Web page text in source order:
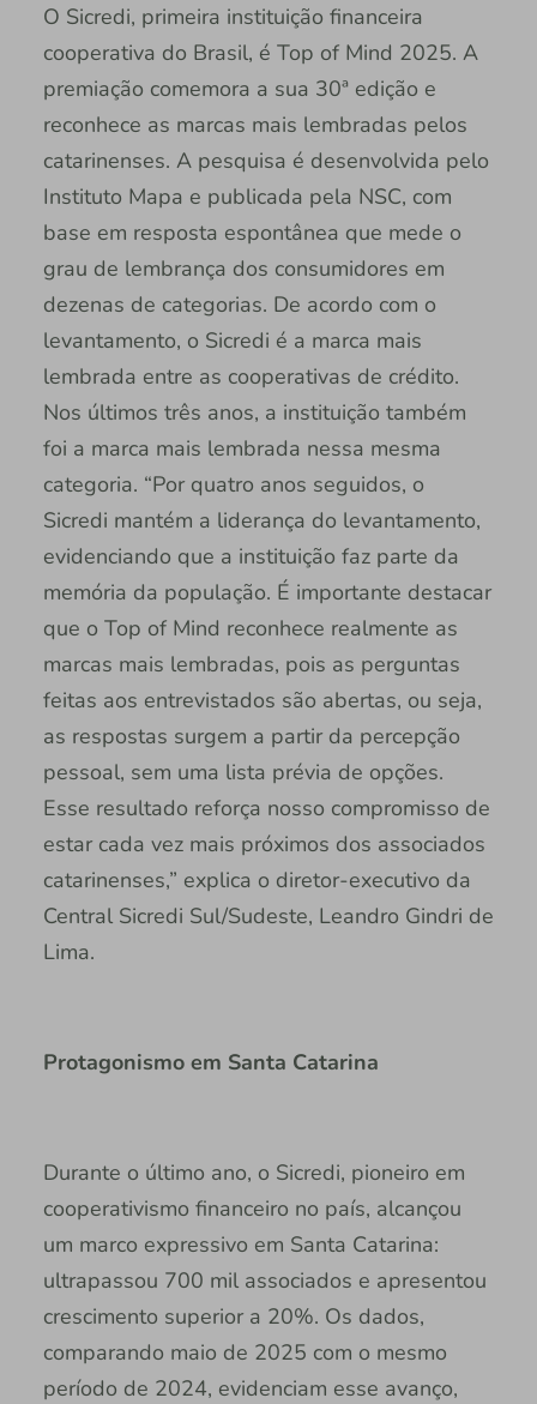
O Sicredi, primeira instituição financeira
cooperativa do Brasil, é Top of Mind 2025. A
premiação comemora a sua 30ª edição e
reconhece as marcas mais lembradas pelos
catarinenses. A pesquisa é desenvolvida pelo
Instituto Mapa e publicada pela NSC, com
base em resposta espontânea que mede o
grau de lembrança dos consumidores em
dezenas de categorias. De acordo com o
levantamento, o Sicredi é a marca mais
lembrada entre as cooperativas de crédito.
Nos últimos três anos, a instituição também
foi a marca mais lembrada nessa mesma
categoria. “Por quatro anos seguidos, o
Sicredi mantém a liderança do levantamento,
evidenciando que a instituição faz parte da
memória da população. É importante destacar
que o Top of Mind reconhece realmente as
marcas mais lembradas, pois as perguntas
feitas aos entrevistados são abertas, ou seja,
as respostas surgem a partir da percepção
pessoal, sem uma lista prévia de opções.
Esse resultado reforça nosso compromisso de
estar cada vez mais próximos dos associados
catarinenses,” explica o diretor-executivo da
Central Sicredi Sul/Sudeste, Leandro Gindri de
Lima.
Protagonismo em Santa Catarina
Durante o último ano, o Sicredi, pioneiro em
cooperativismo financeiro no país, alcançou
um marco expressivo em Santa Catarina:
ultrapassou 700 mil associados e apresentou
crescimento superior a 20%. Os dados,
comparando maio de 2025 com o mesmo
período de 2024, evidenciam esse avanço,